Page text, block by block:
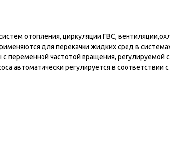
отопления, циркуляции ГВС,
для перекачки жидких сред в
переменной частотой вращения, регулируемой
автоматически регулируется в